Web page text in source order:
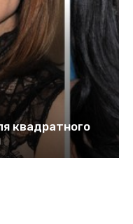
квадратного